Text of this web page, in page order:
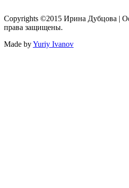
Copyrights ©2015 Ирина Дубцова |
права защищены.
Made byYuriy Ivanov